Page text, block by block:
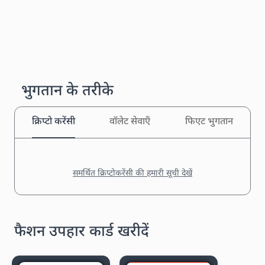
भुगतान के तरीके
क्रिप्टो करेंसी वॉलेट सेवाएँ फिएट भुगतान
समर्थित क्रिप्टोकरेंसी की हमारी सूची देखें
फैशन उपहार कार्ड खरीदें